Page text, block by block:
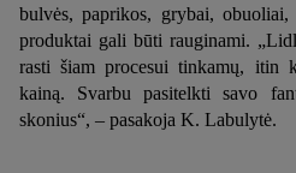
bulvės, paprikos, grybai,
produktai gali būti rauginami.
rasti šiam procesui tinkamų, itin
kainą. Svarbu pasitelkti savo
skonius“, – pasakoja K. Labulytė.